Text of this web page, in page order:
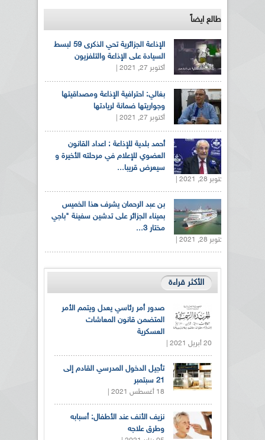
طالع ايضاً
الإذاعة الجزائرية تحي الذكرى 59 لبسط
السيادة على الإذاعة والتلفزيون
أكتوبر 27, 2021 |
بغالي: احترافية الإذاعة ومصداقيتها
وجواريتها ضمانة لريادتها
أكتوبر 27, 2021 |
أحمد بلدية للإذاعة : اعداد القانون
العضوي للإعلام في مرحلته الأخيرة و
سيعرض قريبا...
أكتوبر 28, 2021 |
بن عبد الرحمان يشرف هذا الخميس
بميناء الجزائر على تدشين سفينة "باجي
مختار 3...
أكتوبر 28, 2021 |
الأكثر قراءة
صدور أمر رئاسي يعدل ويتمم الأمر
المتضمن قانون المعاشات
العسكرية
20 أبريل 2021 |
تأجيل الدخول المدرسي القادم إلى
21 سبتمبر
18 أغسطس 2021 |
نزيف الأنف عند الأطفال: أسبابه
وطرق علاجه